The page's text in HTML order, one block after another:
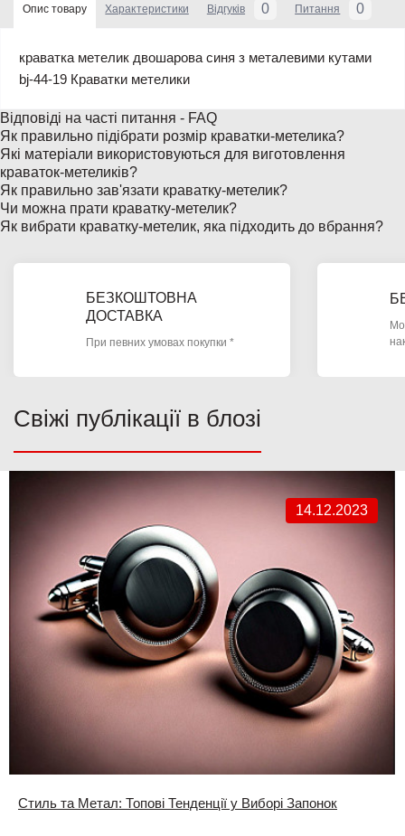
Опис товару Характеристики Відгуків 0 Питання 0
краватка метелик двошарова синя з металевими кутами
bj-44-19 Краватки метелики
Відповіді на часті питання - FAQ
Як правильно підібрати розмір краватки-метелика?
Які матеріали використовуються для виготовлення
краваток-метеликів?
Як правильно зав'язати краватку-метелик?
Чи можна прати краватку-метелик?
Як вибрати краватку-метелик, яка підходить до вбрання?
БЕЗКОШТОВНА
ДОСТАВКА
При певних умовах покупки *
Свіжі публікації в блозі
14.12.2023
Стиль та Метал: Топові Тенденції у Виборі Запонок